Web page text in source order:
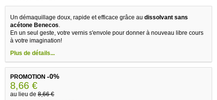
Un démaquillage doux, rapide et efficace grâce au dissolvant sans
acétone Benecos.
En un seul geste, votre vernis s'envole pour donner à nouveau libre cours
à votre imagination!
Plus de détails...
PROMOTION -0%
8,66 €
au lieu de 8,66 €